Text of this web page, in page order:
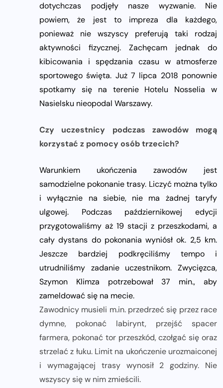
dotychczas podjęły nasze wyzwanie. Nie
powiem, że jest to impreza dla każdego,
ponieważ nie wszyscy preferują taki rodzaj
aktywności fizycznej. Zachęcam jednak do
kibicowania i spędzania czasu w atmosferze
sportowego święta. Już 7 lipca 2018 ponownie
spotkamy się na terenie Hotelu Nosselia w
Nasielsku nieopodal Warszawy.
Czy uczestnicy podczas zawodów mogą
korzystać z pomocy osób trzecich?
Warunkiem ukończenia zawodów jest
samodzielne pokonanie trasy. Liczyć można tylko
i wyłącznie na siebie, nie ma żadnej taryfy
ulgowej. Podczas październikowej edycji
przygotowaliśmy aż 19 stacji z przeszkodami, a
cały dystans do pokonania wyniósł ok. 2,5 km.
Jeszcze bardziej podkręciliśmy tempo i
utrudniliśmy zadanie uczestnikom. Zwycięzca,
Szymon Klimza potrzebował 37 min., aby
zameldować się na mecie.
Zawodnicy musieli m.in. przedrzeć się przez race
dymne, pokonać labirynt, przejść spacer
farmera, pokonać tor przeszkód, czołgać się oraz
strzelać z łuku. Limit na ukończenie urozmaiconej
i wymagającej trasy wynosił 2 godziny. Nie
wszyscy się w nim zmieścili.